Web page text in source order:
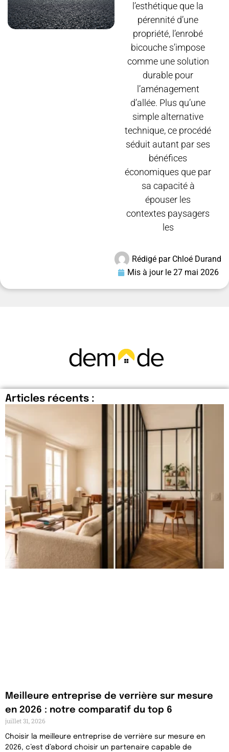
l’esthétique que la
pérennité d’une
propriété, l’enrobé
bicouche s’impose
comme une solution
durable pour
l’aménagement
d’allée. Plus qu’une
simple alternative
technique, ce procédé
séduit autant par ses
bénéfices
économiques que par
sa capacité à
épouser les
contextes paysagers
les
Rédigé par Chloé Durand
Mis à jour le 27 mai 2026
Articles récents :
Meilleure entreprise de verrière sur mesure
en 2026 : notre comparatif du top 6
juillet 31, 2026
Choisir la meilleure entreprise de verrière sur mesure en
2026, c’est d’abord choisir un partenaire capable de